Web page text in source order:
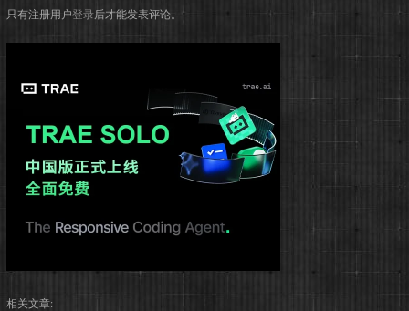
只有注册用户登录后才能发表评论。
相关文章: